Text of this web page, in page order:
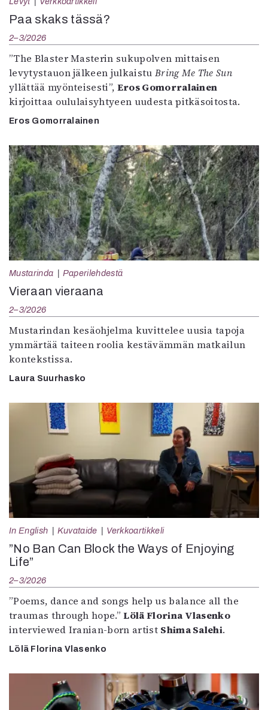
Paa skaks tässä?
2–3/2026
”The Blaster Masterin sukupolven mittaisen
levytystauon jälkeen julkaistu Bring Me The Sun
yllättää myönteisesti”, Eros Gomorralainen
kirjoittaa oululaisyhtyeen uudesta pitkäsoitosta.
Eros Gomorralainen
Mustarinda Paperilehdestä
Vieraan vieraana
2–3/2026
Mustarindan kesäohjelma kuvittelee uusia tapoja
ymmärtää taiteen roolia kestävämmän matkailun
kontekstissa.
Laura Suurhasko
In English Kuvataide Verkkoartikkeli
”No Ban Can Block the Ways of Enjoying
Life”
2–3/2026
”Poems, dance and songs help us balance all the
traumas through hope.”Lölä Florina Vlasenko
interviewed Iranian-born artist Shima Salehi.
Lölä Florina Vlasenko